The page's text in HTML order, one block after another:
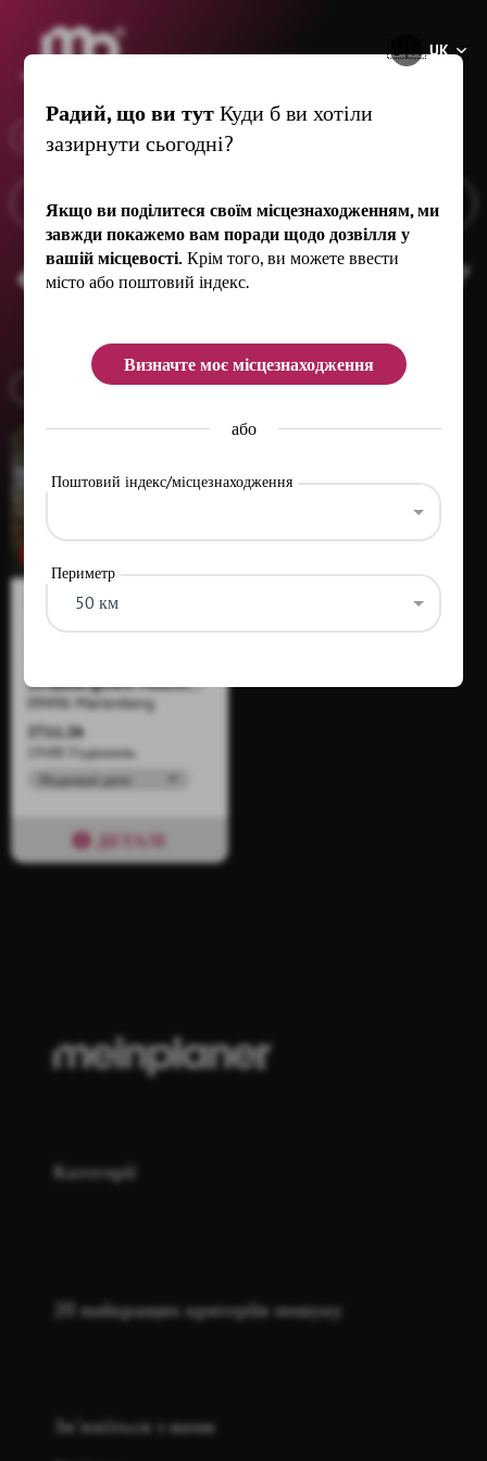
®
🇺🇦UK
x
Різдвяний час
МИТНИЦЯ
МЕДОВИЙ ШАР У
Schaubergwerk Molchner Stolln
09496 Marienberg
27.11.26
19:00 Годинник.
Подальші дати
ДЕТАЛІ
Категорії
20 найкращих критеріїв пошуку
Зв'яжіться з нами
Радий, що ви тутКуди б ви хотіли
зазирнути сьогодні?
Якщо ви поділитеся своїм місцезнаходженням, ми
завжди покажемо вам поради щодо дозвілля у
вашій місцевості. Крім того, ви можете ввести
місто або поштовий індекс.
Визначте моє місцезнаходження
або
Поштовий індекс/місцезнаходження
Периметр
50 км